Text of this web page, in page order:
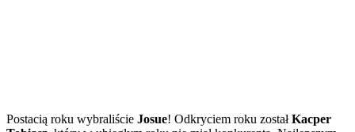
Postacią roku wybraliście Josue! Odkryciem roku zostałKacper